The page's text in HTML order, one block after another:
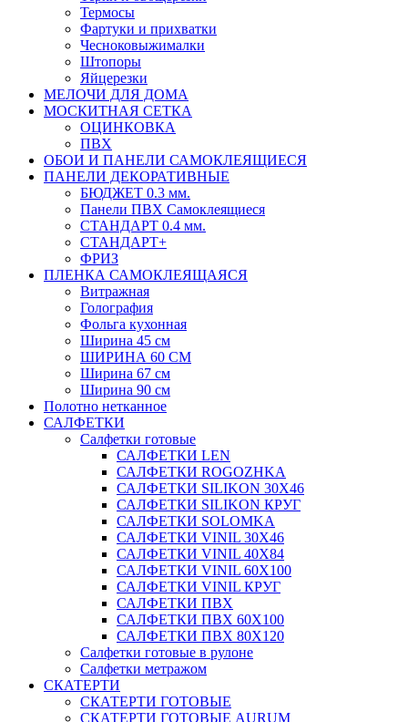
Термосы
Фартуки и прихватки
Чесноковыжималки
Штопоры
Яйцерезки
МЕЛОЧИ ДЛЯ ДОМА
МОСКИТНАЯ СЕТКА
ОЦИНКОВКА
ПВХ
ОБОИ И ПАНЕЛИ САМОКЛЕЯЩИЕСЯ
ПАНЕЛИ ДЕКОРАТИВНЫЕ
БЮДЖЕТ 0.3 мм.
Панели ПВХ Самоклеящиеся
СТАНДАРТ 0.4 мм.
СТАНДАРТ+
ФРИЗ
ПЛЕНКА САМОКЛЕЯЩАЯСЯ
Витражная
Голография
Фольга кухонная
Ширина 45 см
ШИРИНА 60 СМ
Ширина 67 см
Ширина 90 см
Полотно нетканное
САЛФЕТКИ
Салфетки готовые
САЛФЕТКИ LEN
САЛФЕТКИ ROGOZHKA
САЛФЕТКИ SILIKON 30Х46
САЛФЕТКИ SILIKON КРУГ
САЛФЕТКИ SOLOMKA
САЛФЕТКИ VINIL 30Х46
САЛФЕТКИ VINIL 40Х84
САЛФЕТКИ VINIL 60Х100
САЛФЕТКИ VINIL КРУГ
САЛФЕТКИ ПВХ
САЛФЕТКИ ПВХ 60Х100
САЛФЕТКИ ПВХ 80Х120
Салфетки готовые в рулоне
Салфетки метражом
СКАТЕРТИ
СКАТЕРТИ ГОТОВЫЕ
СКАТЕРТИ ГОТОВЫЕ AURUM